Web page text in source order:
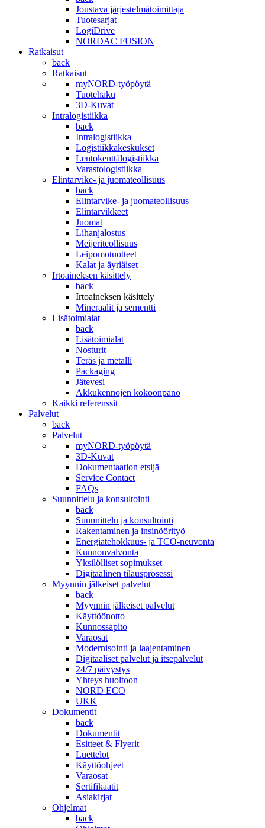
Joustava järjestelmätoimittaja
Tuotesarjat
LogiDrive
NORDAC FUSION
Ratkaisut
back
Ratkaisut
myNORD-työpöytä
Tuotehaku
3D-Kuvat
Intralogistiikka
back
Intralogistiikka
Logistiikkakeskukset
Lentokenttälogistiikka
Varastologistiikka
Elintarvike- ja juomateollisuus
back
Elintarvike- ja juomateollisuus
Elintarvikkeet
Juomat
Lihanjalostus
Meijeriteollisuus
Leipomotuotteet
Kalat ja äyriäiset
Irtoaineksen käsittely
back
Irtoaineksen käsittely
Mineraalit ja sementti
Lisätoimialat
back
Lisätoimialat
Nosturit
Teräs ja metalli
Packaging
Jätevesi
Akkukennojen kokoonpano
Kaikki referenssit
Palvelut
back
Palvelut
myNORD-työpöytä
3D-Kuvat
Dokumentaation etsijä
Service Contact
FAQs
Suunnittelu ja konsultointi
back
Suunnittelu ja konsultointi
Rakentaminen ja insinöörityö
Energiatehokkuus- ja TCO-neuvonta
Kunnonvalvonta
Yksilölliset sopimukset
Digitaalinen tilausprosessi
Myynnin jälkeiset palvelut
back
Myynnin jälkeiset palvelut
Käyttöönotto
Kunnossapito
Varaosat
Modernisointi ja laajentaminen
Digitaaliset palvelut ja itsepalvelut
24/7 päivystys
Yhteys huoltoon
NORD ECO
UKK
Dokumentit
back
Dokumentit
Esitteet & Flyerit
Luettelot
Käyttöohjeet
Varaosat
Sertifikaatit
Asiakirjat
Ohjelmat
back